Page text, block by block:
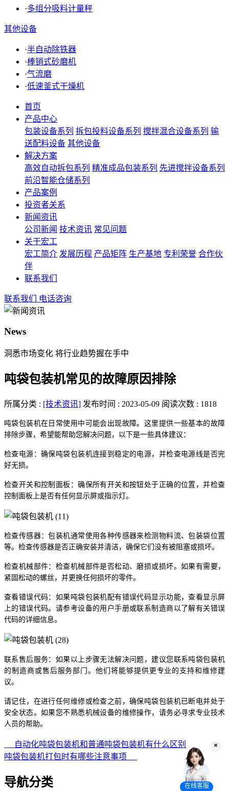
·多组分吸料计量秤
其他设备
·半自动除铁器
·棒销式砂磨机
·气流磨
·低速釜式干燥机
首页
产品中心
包装设备系列 拆包投料设备系列 搅拌混合设备系列 输
送配料设备 其他设备
解决方案
高效自动拆包系列 精准成品包装系列 先进搅拌设备系列
前沿智能仓储系列
产品案例
投资者关系
新闻资讯
公司新闻 技术资讯 常见问题
关于宏工
宏工简介 发展历程 产品矩阵 生产基地 专利荣誉 合作伙
伴
联系我们
联系我们 电话咨询
News
洞悉市场变化 将行业趋势握在手中
吨袋包装机常见的故障原因排除
所属分类 : [技术资讯] 发布时间 : 2023-05-09 阅读次数 : 1818
吨袋包装机在日常使用中可能会出现故障。这里提供一些基本的故障
排除步骤，希望能帮助您解决问题，以下是一些具体建议：
检查电源：确保吨袋包装机连接到稳定的电源，并检查电源线是否完
好无损。
检查开关和控制面板：确保所有开关和按钮处于正确的位置，并检查
控制面板上是否有任何显示屏或指示灯。
检查传感器：包装机通常使用各种传感器来检测物料流、包装袋位置
等。检查传感器是否正确安装并清洁，确保它们没有被阻塞或损坏。
检查机械部件：检查机械部件是否松动、磨损或损坏。如果有需要，
紧固松动的螺丝，并更换任何损坏的零件。
查看错误代码：如果吨袋包装机配有错误代码显示功能，查看显示屏
上的错误代码。请参考设备的用户手册或联系制造商以了解有关错误
代码的详细信息。
联系售后服务：如果以上步骤无法解决问题，建议您联系吨袋包装机
的制造商或售后服务部门。他们将能够提供更专业的支持和维修建
议。
请记住，在进行任何维修或检查之前，确保吨袋包装机已断电并处于
安全状态。如果您不熟悉机械设备的维修操作，请务必寻求专业技术
人员的帮助。
自动化吨袋包装机和普通吨袋包装机有什么区别
吨袋包装机打包时有哪些注意事项
导航分类 在线客服